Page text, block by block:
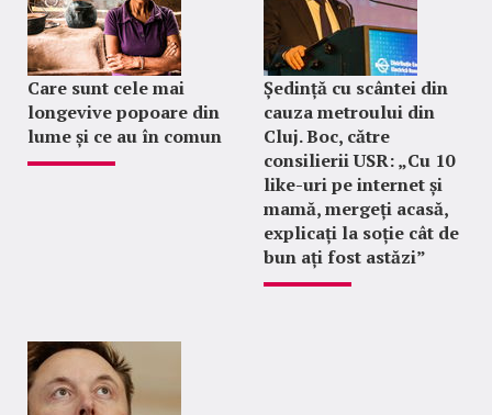
Care sunt cele mai
longevive popoare din
lume și ce au în comun
Ședință cu scântei din
cauza metroului din
Cluj. Boc, către
consilierii USR: „Cu 10
like-uri pe internet și
mamă, mergeți acasă,
explicați la soție cât de
bun ați fost astăzi”